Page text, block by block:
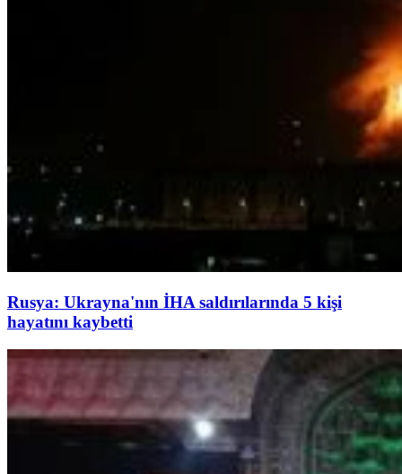
Rusya: Ukrayna'nın İHA saldırılarında 5 kişi
hayatını kaybetti